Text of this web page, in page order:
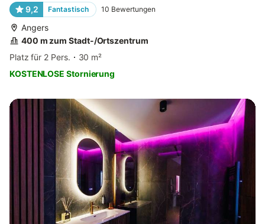
9,2 Fantastisch 10 Bewertungen
Angers
400 m zum Stadt-/Ortszentrum
Platz für 2 Pers.
30 m²
KOSTENLOSE Stornierung